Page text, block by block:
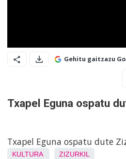
Gehitu gaitzazu
Txapel Eguna ospatu
Txapel Eguna ospatu dute
KULTURA ZIZURKIL